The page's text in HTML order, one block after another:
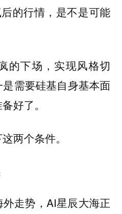
的行情，是不是可能
的下场，实现风格切
需要硅基自身基本面
好了。
两个条件。
走势，AI星辰大海正